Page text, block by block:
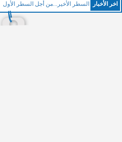
اخر اﻷخبار ال